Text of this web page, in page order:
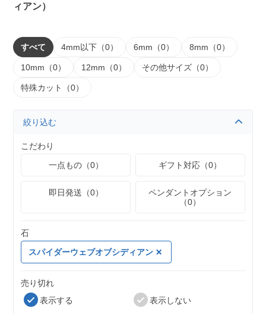
ィアン）
すべて 4mm以下（0） 6mm（0） 8mm（0）
10mm（0） 12mm（0） その他サイズ（0）
特殊カット（0）
絞り込む
こだわり
一点もの（0）
ギフト対応（0）
即日発送（0）
ペンダントオプション
（0）
石
スパイダーウェブオブシディアン
売り切れ
表示する
表示しない